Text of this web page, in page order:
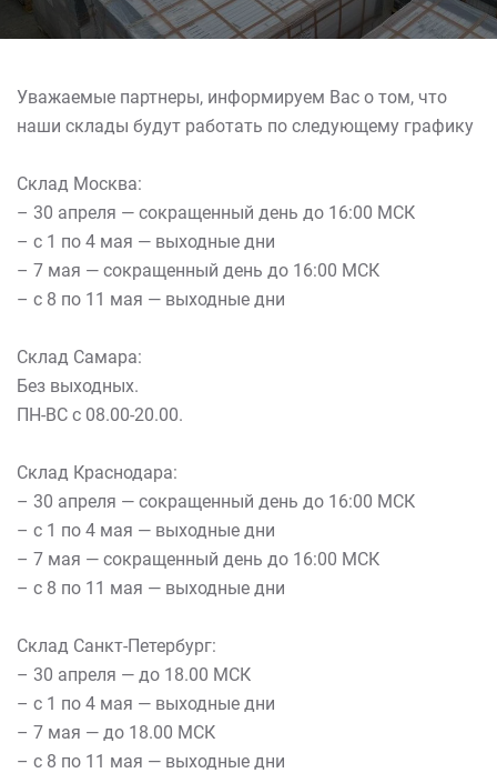
Уважаемые партнеры, информируем Вас о том, что
наши склады будут работать по следующему графику
Склад Москва:
– 30 апреля — сокращенный день до 16:00 МСК
– с 1 по 4 мая — выходные дни
– 7 мая — сокращенный день до 16:00 МСК
– с 8 по 11 мая — выходные дни
Склад Самара:
Без выходных.
ПН-ВС с 08.00-20.00.
Склад Краснодара:
– 30 апреля — сокращенный день до 16:00 МСК
– с 1 по 4 мая — выходные дни
– 7 мая — сокращенный день до 16:00 МСК
– с 8 по 11 мая — выходные дни
Склад Санкт-Петербург:
– 30 апреля — до 18.00 МСК
– с 1 по 4 мая — выходные дни
– 7 мая — до 18.00 МСК
– с 8 по 11 мая — выходные дни